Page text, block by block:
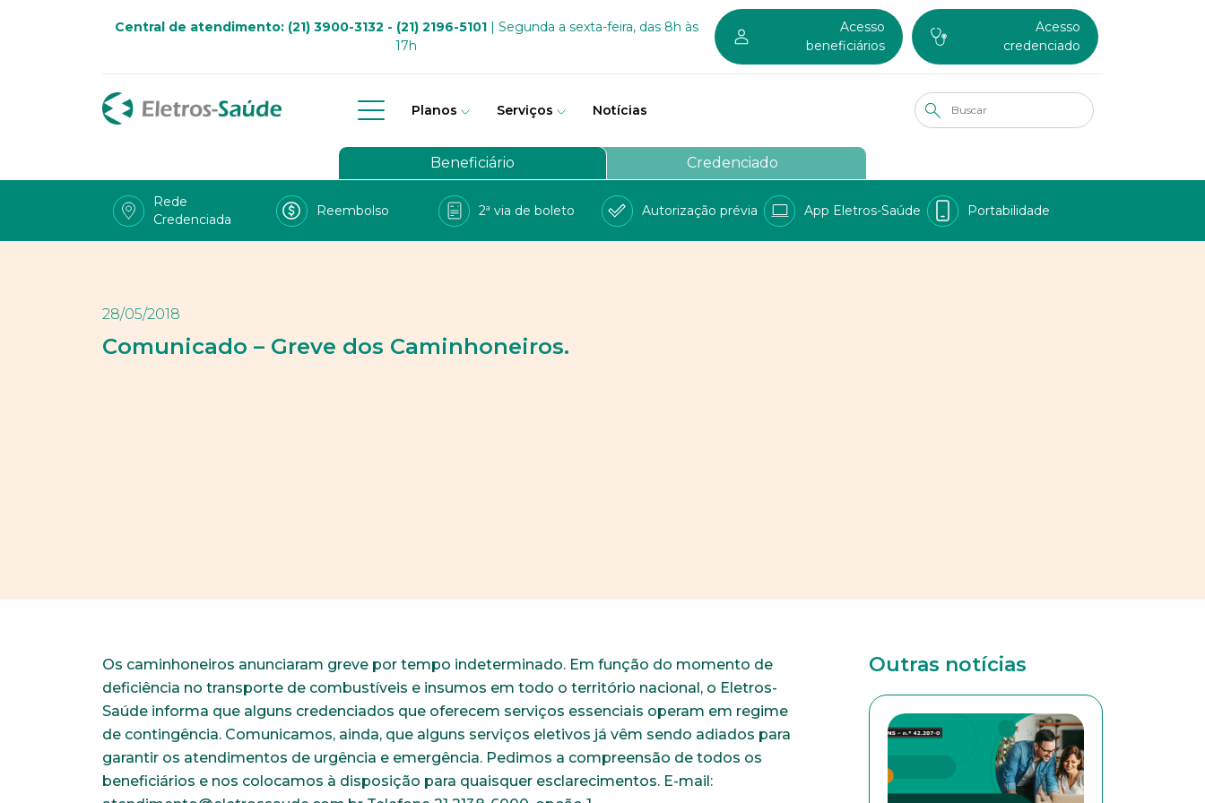
Central de atendimento: (21) 3900-3132 - (21) 2196-5101| Segunda a sexta-feira, das 8h às
17h
Acesso
beneficiários
Acesso
credenciado
Planos Serviços Notícias
Quem somos
Governança
Viva Bem
Beneficiário Credenciado
Rede
Credenciada
Reembolso 2ª via de boleto Autorização prévia App Eletros-Saúde Portabilidade
28/05/2018
Comunicado – Greve dos Caminhoneiros.
Os caminhoneiros anunciaram greve por tempo indeterminado. Em função do momento de
deficiência no transporte de combustíveis e insumos em todo o território nacional, o Eletros-
Saúde informa que alguns credenciados que oferecem serviços essenciais operam em regime
de contingência. Comunicamos, ainda, que alguns serviços eletivos já vêm sendo adiados para
garantir os atendimentos de urgência e emergência. Pedimos a compreensão de todos os
beneficiários e nos colocamos à disposição para quaisquer esclarecimentos. E-mail:
Outras notícias